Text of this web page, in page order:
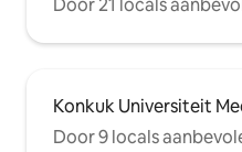
Door 21 locals
Konkuk Universiteit
Door 9 locals